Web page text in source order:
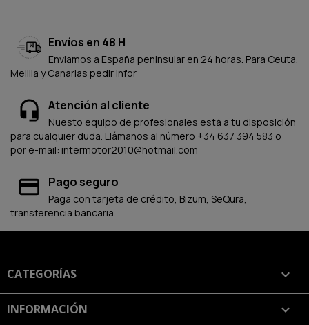
Envíos en 48 H
Enviamos a España peninsular en 24 horas. Para Ceuta,
Melilla y Canarias pedir infor
Atención al cliente
Nuesto equipo de profesionales está a tu disposición
para cualquier duda. Llámanos al número +34 637 394 583 o
por e-mail: intermotor2010@hotmail.com
Pago seguro
Paga con tarjeta de crédito, Bizum, SeQura,
transferencia bancaria.
CATEGORÍAS 
INFORMACIÓN 